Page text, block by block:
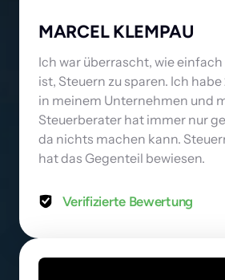
MARCEL KLEMPAU
Ich war überrascht, wie
ist, Steuern zu sparen. Ich
in meinem Unternehmen und
Steuerberater hat immer nur
da nichts machen kann.
hat das Gegenteil bewiesen.
Verifizierte Bewertung